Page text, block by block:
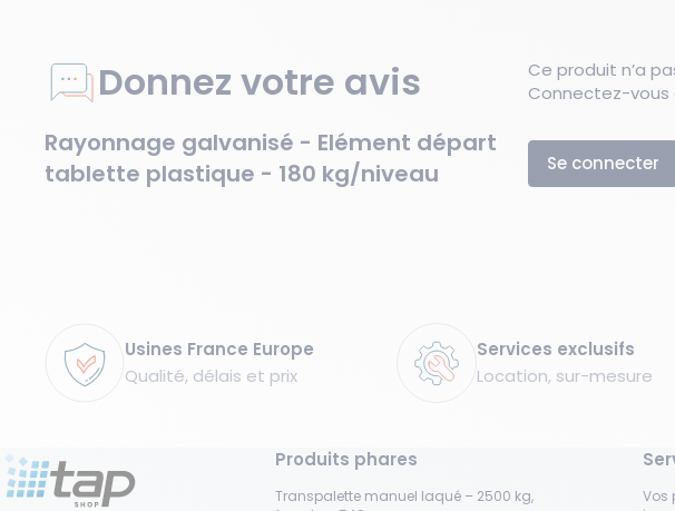
Donnez votre avis
Rayonnage galvanisé - Elément départ
tablette plastique - 180 kg/niveau
Ce produit n’a
Connectez-vous
Se connecter
Usines France Europe
Qualité, délais et prix
Services exclusifs
Location, sur-mesure
Produits phares
Transpalette manuel laqué – 2500 kg,
Vos